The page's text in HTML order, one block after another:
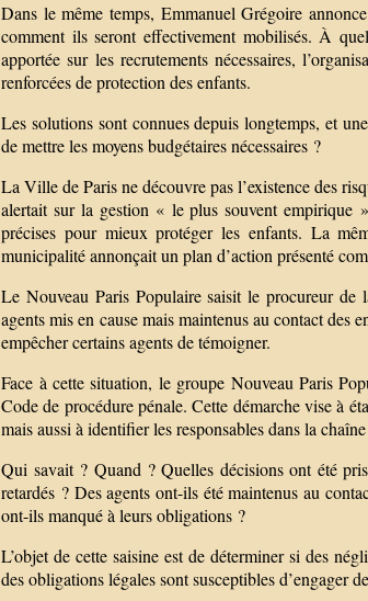
Dans le même temps, Emmanuel Grégoire
comment ils seront effectivement mobilisés. À
apportée sur les recrutements nécessaires,
renforcées de protection des enfants.
Les solutions sont connues depuis longtemps, et
de mettre les moyens budgétaires nécessaires ?
La Ville de Paris ne découvre pas l’existence des
alertait sur la gestion « le plus souvent empirique
précises pour mieux protéger les enfants. La
municipalité annonçait un plan d’action présenté
Le Nouveau Paris Populaire saisit le procureur de
agents mis en cause mais maintenus au contact des
empêcher certains agents de témoigner.
Face à cette situation, le groupe Nouveau Paris
Code de procédure pénale. Cette démarche vise à
mais aussi à identifier les responsables dans la
Qui savait ? Quand ? Quelles décisions ont été
retardés ? Des agents ont-ils été maintenus au
ont-ils manqué à leurs obligations ?
L’objet de cette saisine est de déterminer si des
des obligations légales sont susceptibles d’engager